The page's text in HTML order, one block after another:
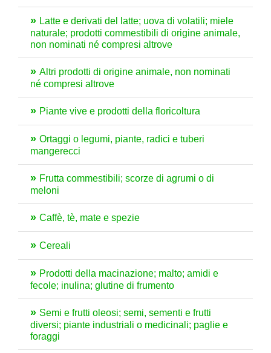
Latte e derivati del latte; uova di volatili; miele
naturale; prodotti commestibili di origine animale,
non nominati né compresi altrove
Altri prodotti di origine animale, non nominati
né compresi altrove
Piante vive e prodotti della floricoltura
Ortaggi o legumi, piante, radici e tuberi
mangerecci
Frutta commestibili; scorze di agrumi o di
meloni
Caffè, tè, mate e spezie
Cereali
Prodotti della macinazione; malto; amidi e
fecole; inulina; glutine di frumento
Semi e frutti oleosi; semi, sementi e frutti
diversi; piante industriali o medicinali; paglie e
foraggi